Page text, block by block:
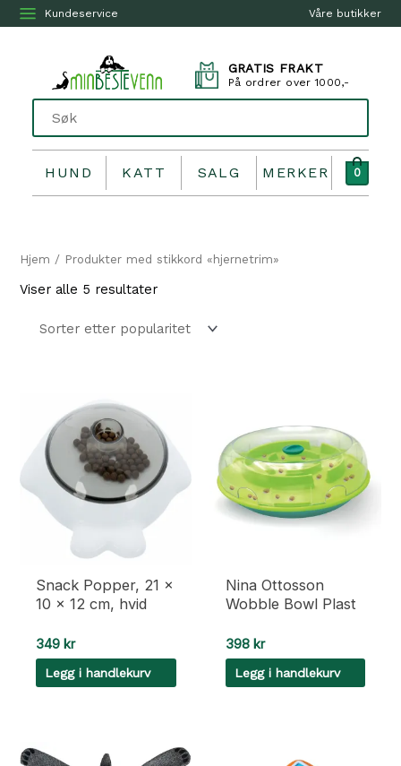
Våre butikker
Kundeservice
GRATIS FRAKT
På ordrer over 1000,-
HUND KATT SALG MERKER 0
Hjem / Produkter med stikkord «hjernetrim»
Viser alle 5 resultaterSortert
Snack Popper, 21 ×
10 × 12 cm, hvid
349 kr
Legg i handlekurv
Nina Ottosson
Wobble Bowl Plast
398 kr
Legg i handlekurv